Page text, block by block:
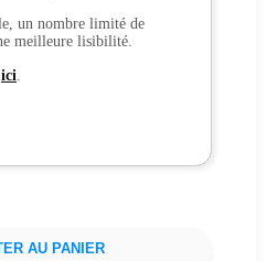
un nombre limité de
meilleure lisibilité.
ici.
AU PANIER